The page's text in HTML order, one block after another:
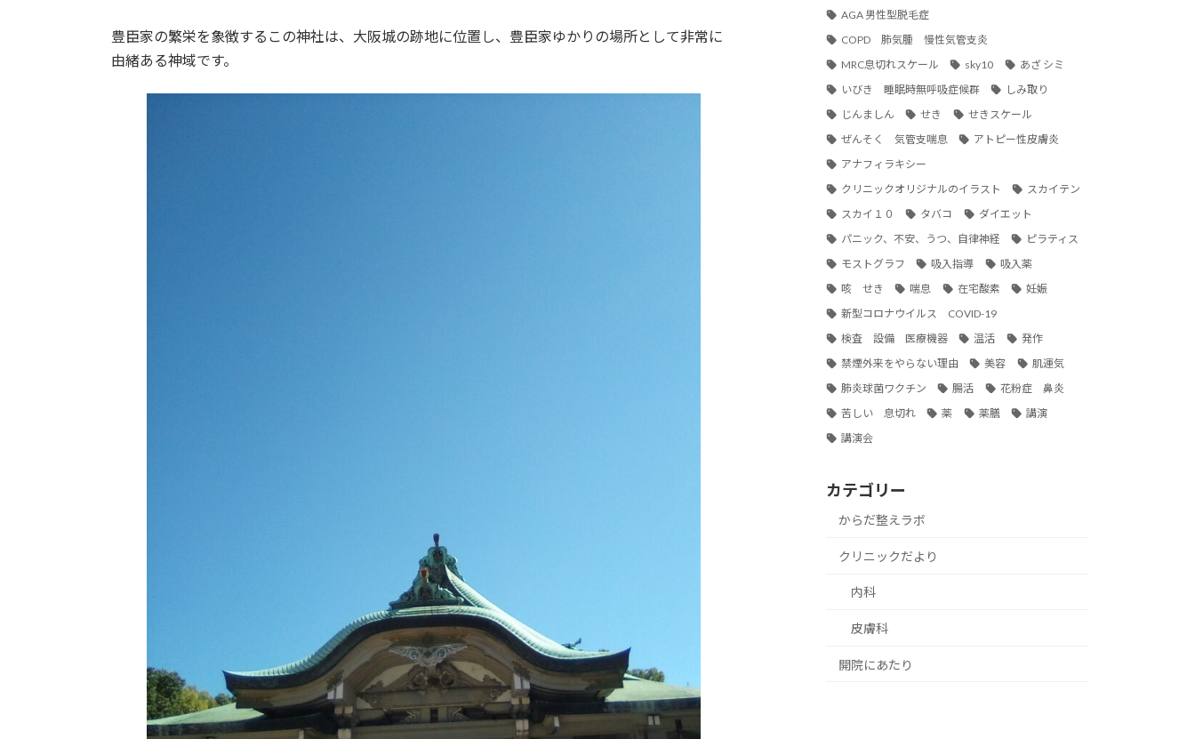
豊臣家の繁栄を象徴するこの神社は、大阪城の跡地に位置し、豊臣家ゆかりの場所として非常に
由緒ある神域です。
AGA 男性型脱毛症
COPD 肺気腫 慢性気管支炎
MRC息切れスケール
sky10
あざ シミ
いびき 睡眠時無呼吸症候群
しみ取り
じんましん
せき
せきスケール
ぜんそく 気管支喘息
アトピー性皮膚炎
アナフィラキシー
クリニックオリジナルのイラスト
スカイテン
スカイ１０
タバコ
ダイエット
パニック、不安、うつ、自律神経
ピラティス
モストグラフ
吸入指導
吸入薬
咳 せき
喘息 在宅酸素
妊娠
新型コロナウイルス COVID-19
検査 設備 医療機器
温活
発作
禁煙外来をやらない理由
美容
肌運気
肺炎球菌ワクチン
腸活
花粉症 鼻炎
苦しい 息切れ
薬 薬膳
講演
講演会
カテゴリー
からだ整えラボ
クリニックだより
内科
皮膚科
開院にあたり